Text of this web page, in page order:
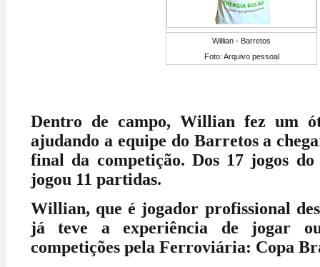
Willian - Barretos
Foto: Arquivo pessoal
Dentro de campo, Willian fez um
ajudando a equipe do Barretos a
final da competição. Dos 17 jogos
jogou 11 partidas.
Willian, que é jogador profissional
já teve a experiência de jogar
competições pela Ferroviária: Copa